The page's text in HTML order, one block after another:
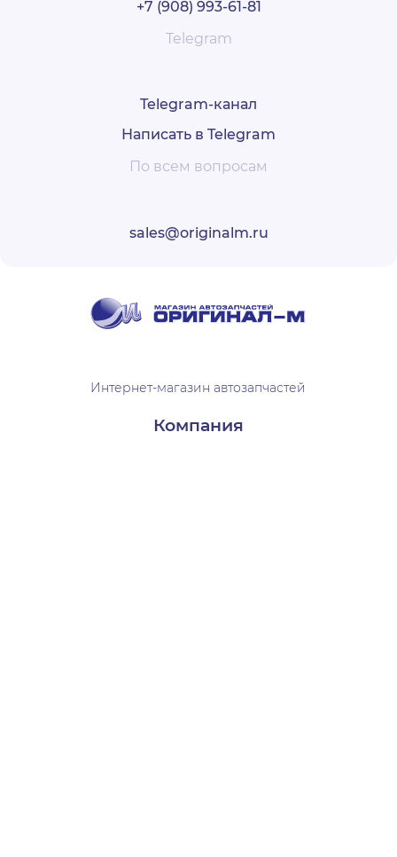
+7 (908) 993-61-81
Telegram
Telegram-канал
Написать в Telegram
По всем вопросам
sales@originalm.ru
Интернет-магазин автозапчастей
Компания